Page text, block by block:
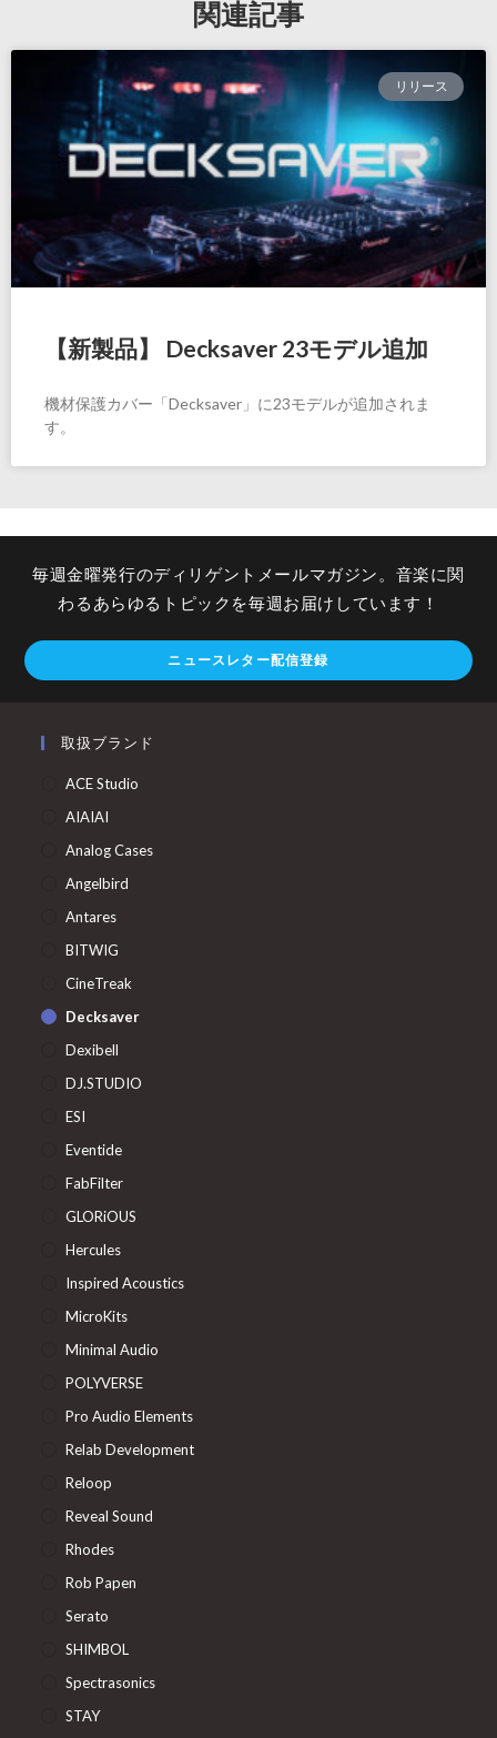
関連記事
リリース
【新製品】 Decksaver 23モデル追加
機材保護カバー「Decksaver」に23モデルが追加されま
す。
毎週金曜発行のディリゲントメールマガジン。音楽に関
わるあらゆるトピックを毎週お届けしています！
ニュースレター配信登録
取扱ブランド
ACE Studio
AIAIAI
Analog Cases
Angelbird
Antares
BITWIG
CineTreak
Decksaver
Dexibell
DJ.STUDIO
ESI
Eventide
FabFilter
GLORiOUS
Hercules
Inspired Acoustics
MicroKits
Minimal Audio
POLYVERSE
Pro Audio Elements
Relab Development
Reloop
Reveal Sound
Rhodes
Rob Papen
Serato
SHIMBOL
Spectrasonics
STAY